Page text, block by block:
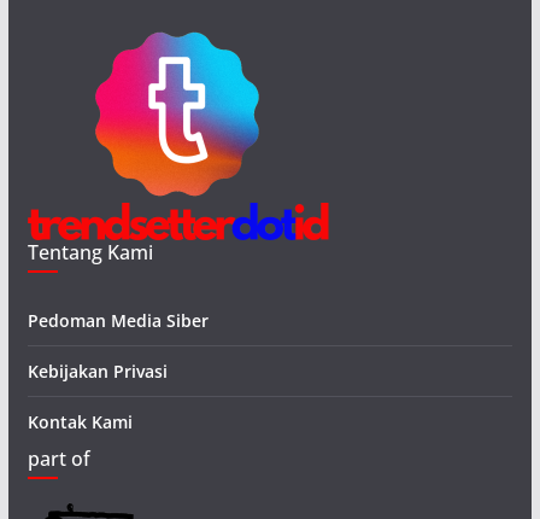
Tentang Kami
Pedoman Media Siber
Kebijakan Privasi
Kontak Kami
part of